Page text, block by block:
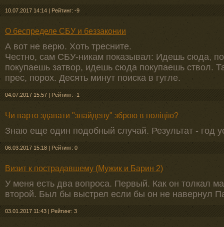
10.07.2017 14:14 | Рейтинг: -9
О беспределе СБУ и беззаконии
А вот не верю. Хоть тресните.
Честно, сам СБУ-никам показывал: Идешь сюда,
покупаешь затвор, идешь сюда покупаешь ствол.
прес, порох. Десять минут поиска в гугле.
04.07.2017 15:57 | Рейтинг: -1
Чи варто здавати "знайдену" зброю в поліцію?
Знаю еще один подобный случай. Результат - год
06.03.2017 15:18 | Рейтинг: 0
Визит к пострадавшему (Мужик и Барин 2)
У меня есть два вопроса. Первый. Как он толкал
второй. Был бы выстрел если бы он не навернул
03.01.2017 11:43 | Рейтинг: 3